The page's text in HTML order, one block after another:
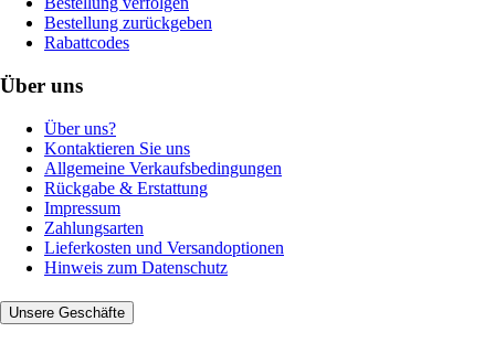
Bestellung zurückgeben
Rabattcodes
Über uns
Über uns?
Kontaktieren Sie uns
Allgemeine Verkaufsbedingungen
Rückgabe & Erstattung
Impressum
Zahlungsarten
Lieferkosten und Versandoptionen
Hinweis zum Datenschutz
Unsere Geschäfte